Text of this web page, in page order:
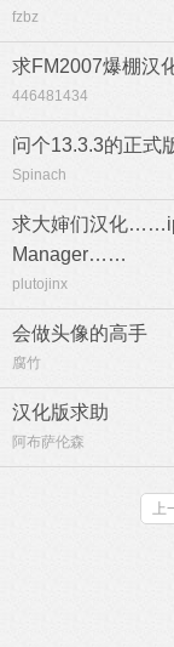
fzbz
求FM2007爆棚汉
446481434
问个13.3.3的正式
Spinach
求大婶们汉化
Manager……
plutojinx
会做头像的高手
腐竹
汉化版求助
阿布萨伦森